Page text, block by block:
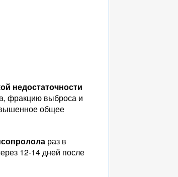
недостаточности
фракцию выброса и
общее
раз в
12-14 дней после